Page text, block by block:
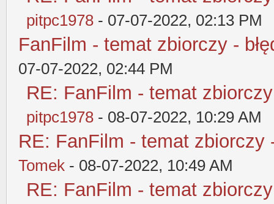
pitpc1978 - 07-07-2022, 02:13 PM
FanFilm - temat zbiorczy -
07-07-2022, 02:44 PM
RE: FanFilm - temat
pitpc1978 - 08-07-2022, 10:29 AM
RE: FanFilm - temat zbiorczy
Tomek - 08-07-2022, 10:49 AM
RE: FanFilm - temat